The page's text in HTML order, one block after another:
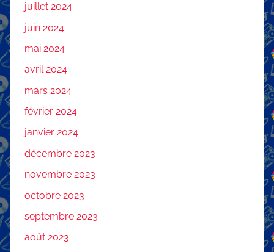
juillet 2024
juin 2024
mai 2024
avril 2024
mars 2024
février 2024
janvier 2024
décembre 2023
novembre 2023
octobre 2023
septembre 2023
août 2023